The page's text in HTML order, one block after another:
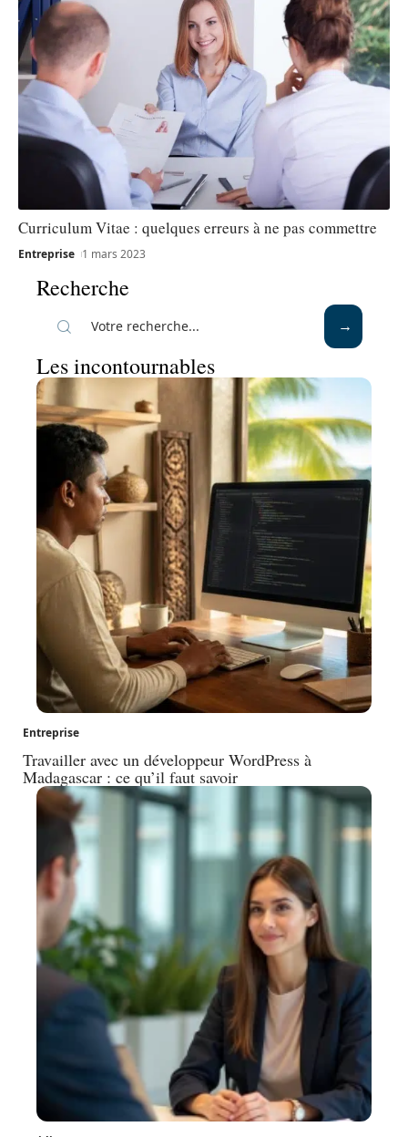
Curriculum Vitae : quelques erreurs à ne pas commettre
Entreprise 1 mars 2023
Recherche
Les incontournables
Entreprise
Travailler avec un développeur WordPress à
Madagascar : ce qu’il faut savoir